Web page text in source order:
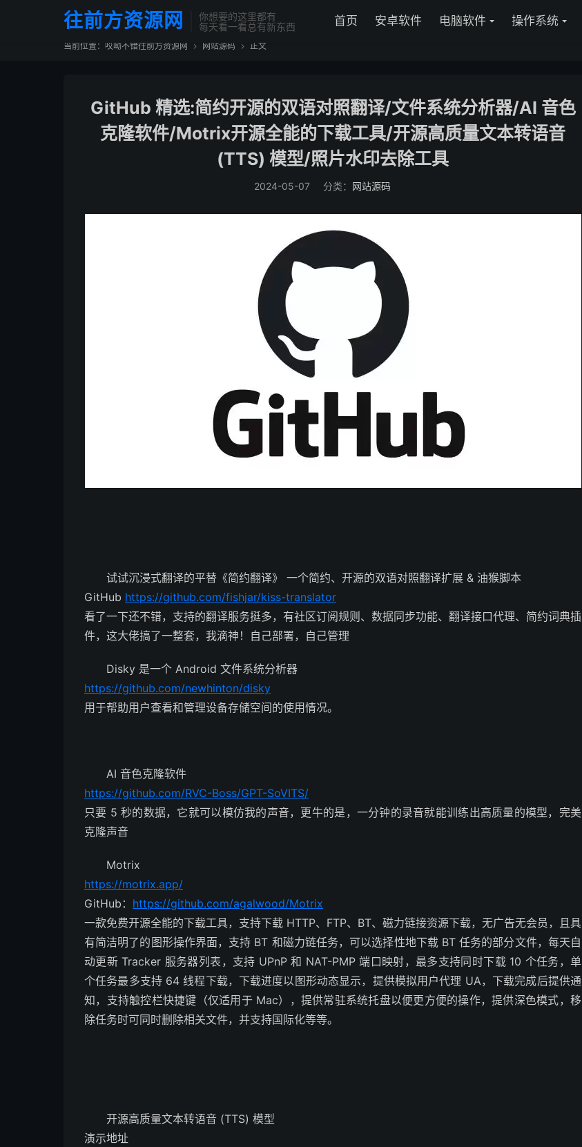
往前方资源网
你想要的这里都有
每天看一看总有新东西
首页 安卓软件 电脑软件 操作系统
当前位置： 哎呦不错往前方资源网  网站源码  正文
GitHub 精选:简约开源的双语对照翻译/文件系统分析器/AI 音色
克隆软件/Motrix开源全能的下载工具/开源高质量文本转语音
(TTS) 模型/照片水印去除工具
2024-05-07 分类： 网站源码
试试沉浸式翻译的平替《简约翻译》 一个简约、开源的双语对照翻译扩展 & 油猴脚本
GitHub https://github.com/fishjar/kiss-translator
看了一下还不错，支持的翻译服务挺多，有社区订阅规则、数据同步功能、翻译接口代理、简约词典插
件，这大佬搞了一整套，我滴神！自己部署，自己管理
Disky 是一个 Android 文件系统分析器
https://github.com/newhinton/disky
用于帮助用户查看和管理设备存储空间的使用情况。
AI 音色克隆软件
https://github.com/RVC-Boss/GPT-SoVITS/
只要 5 秒的数据，它就可以模仿我的声音，更牛的是，一分钟的录音就能训练出高质量的模型，完美
克隆声音
Motrix
https://motrix.app/
GitHub： https://github.com/agalwood/Motrix
一款免费开源全能的下载工具，支持下载 HTTP、FTP、BT、磁力链接资源下载，无广告无会员，且具
有简洁明了的图形操作界面，支持 BT 和磁力链任务，可以选择性地下载 BT 任务的部分文件，每天自
动更新 Tracker 服务器列表，支持 UPnP 和 NAT-PMP 端口映射，最多支持同时下载 10 个任务，单
个任务最多支持 64 线程下载，下载进度以图形动态显示，提供模拟用户代理 UA，下载完成后提供通
知，支持触控栏快捷键（仅适用于 Mac），提供常驻系统托盘以便更方便的操作，提供深色模式，移
除任务时可同时删除相关文件，并支持国际化等等。
开源高质量文本转语音 (TTS) 模型
演示地址